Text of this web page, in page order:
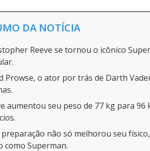
DA NOTÍCIA
Reeve se tornou o icônico
Prowse, o ator por trás de Darth
aumentou seu peso de 77 kg para
preparação não só melhorou seu
como Superman.